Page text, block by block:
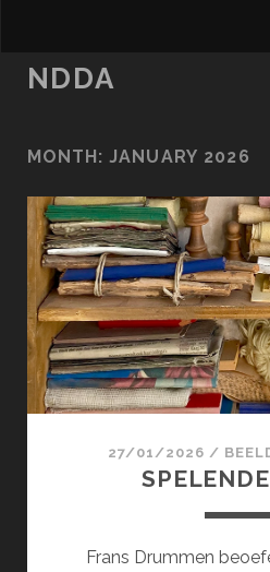
NDDA
MONTH: JANUARY 2026
27/01/2026 /
Frans Drummen